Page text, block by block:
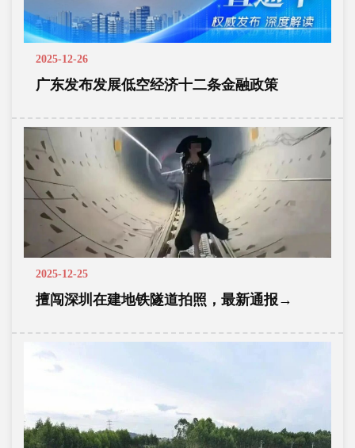
2025-12-26
广东发布发展低空经济十二条金融政策
2025-12-25
擅闯深圳在建地铁隧道拍照，最新通报→